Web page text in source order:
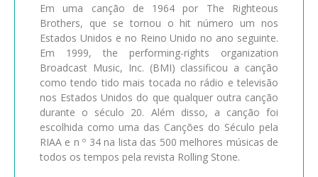
Em uma canção de 1964 por The Righteous
Brothers, que se tornou o hit número um nos
Estados Unidos e no Reino Unido no ano seguinte.
Em 1999, the performing-rights organization
Broadcast Music, Inc. (BMI) classificou a canção
como tendo tido mais tocada no rádio e televisão
nos Estados Unidos do que qualquer outra canção
durante o século 20. Além disso, a canção foi
escolhida como uma das Canções do Século pela
RIAA e n º 34 na lista das 500 melhores músicas de
todos os tempos pela revista Rolling Stone.